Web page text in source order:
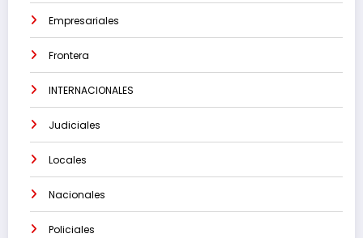
Empresariales
Frontera
INTERNACIONALES
Judiciales
Locales
Nacionales
Policiales